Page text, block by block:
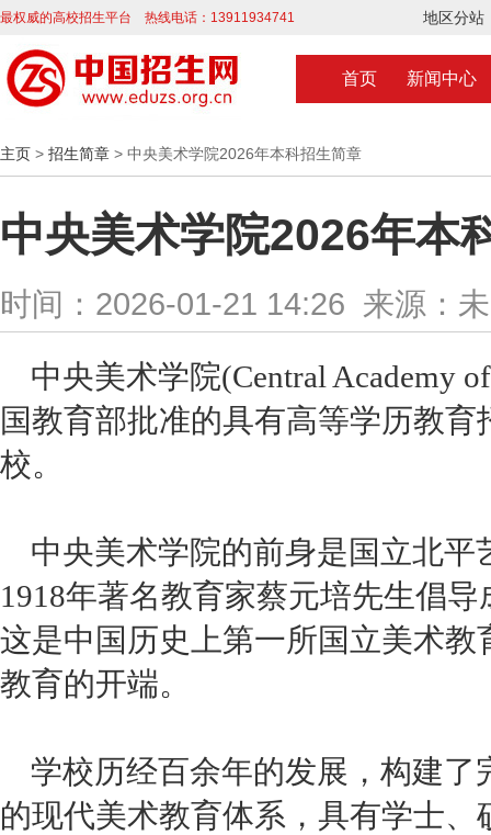
最权威的高校招生平台 热线电话：13911934741 地区分站
首页 新闻中心
主页 > 招生简章 > 中央美术学院2026年本科招生简章
中央美术学院2026年本
时间：2026-01-21 14:26 来源：
中央美术学院(Central Academy
国教育部批准的具有高等学历教
校。
中央美术学院的前身是国立北平
1918年著名教育家蔡元培先生倡
这是中国历史上第一所国立美术
教育的开端。
学校历经百余年的发展，构建了
的现代美术教育体系，具有学士